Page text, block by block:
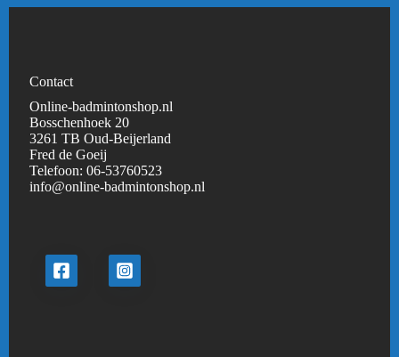
Contact
Online-badmintonshop.nl
Bosschenhoek 20
3261 TB Oud-Beijerland
Fred de Goeij
Telefoon:06-53760523
info@online-badmintonshop.nl